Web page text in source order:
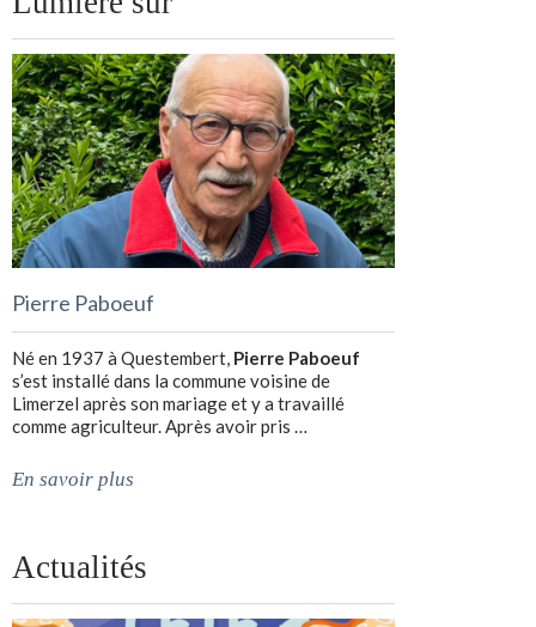
Pierre Paboeuf
Né en 1937 à Questembert, Pierre Paboeuf
s’est installé dans la commune voisine de
Limerzel après son mariage et y a travaillé
comme agriculteur. Après avoir pris …
En savoir plus
Actualités